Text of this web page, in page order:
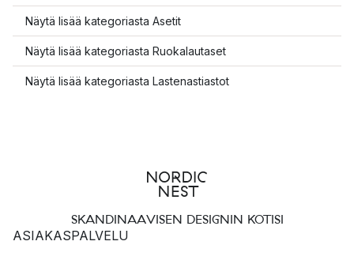
Näytä lisää kategoriasta Asetit
Näytä lisää kategoriasta Ruokalautaset
Näytä lisää kategoriasta Lastenastiastot
SKANDINAAVISEN DESIGNIN KOTISI
ASIAKASPALVELU